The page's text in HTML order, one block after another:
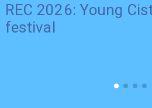
REC 2026: Young
festival